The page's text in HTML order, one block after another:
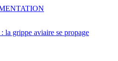
la grippe aviaire se propage